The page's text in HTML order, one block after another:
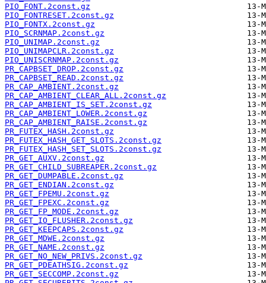
PIO_FONT.2const.gz
PIO_FONTRESET.2const.gz
PIO_FONTX.2const.gz
PIO_SCRNMAP.2const.gz
PIO_UNIMAP.2const.gz
PIO_UNIMAPCLR.2const.gz
PIO_UNISCRNMAP.2const.gz
PR_CAPBSET_DROP.2const.gz
PR_CAPBSET_READ.2const.gz
PR_CAP_AMBIENT.2const.gz
PR_CAP_AMBIENT_CLEAR_ALL.2const.gz
PR_CAP_AMBIENT_IS_SET.2const.gz
PR_CAP_AMBIENT_LOWER.2const.gz
PR_CAP_AMBIENT_RAISE.2const.gz
PR_FUTEX_HASH.2const.gz
PR_FUTEX_HASH_GET_SLOTS.2const.gz
PR_FUTEX_HASH_SET_SLOTS.2const.gz
PR_GET_AUXV.2const.gz
PR_GET_CHILD_SUBREAPER.2const.gz
PR_GET_DUMPABLE.2const.gz
PR_GET_ENDIAN.2const.gz
PR_GET_FPEMU.2const.gz
PR_GET_FPEXC.2const.gz
PR_GET_FP_MODE.2const.gz
PR_GET_IO_FLUSHER.2const.gz
PR_GET_KEEPCAPS.2const.gz
PR_GET_MDWE.2const.gz
PR_GET_NAME.2const.gz
PR_GET_NO_NEW_PRIVS.2const.gz
PR_GET_PDEATHSIG.2const.gz
PR_GET_SECCOMP.2const.gz